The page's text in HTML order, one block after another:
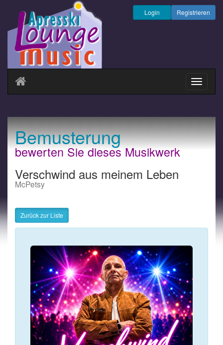
Registrieren
Login
ein-/
Bemusterung
bewerten Sie dieses Musikwerk
Verschwind aus meinem Leben
McPetsy
Zurück zur Liste